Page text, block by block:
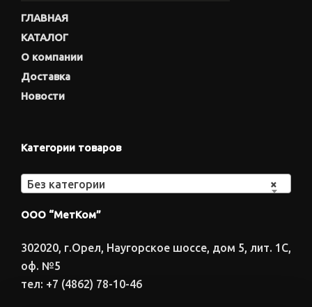
ГЛАВНАЯ
КАТАЛОГ
О компании
Доставка
Новости
Категории товаров
×
Без категории
ООО “МетКом”
302020, г.Орел, Наугорское шоссе, дом 5, лит. 1С,
оф. №5
тел: +7 (4862) 78-10-46